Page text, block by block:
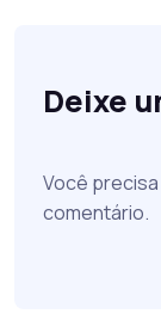
Deixe
Você
comentário.